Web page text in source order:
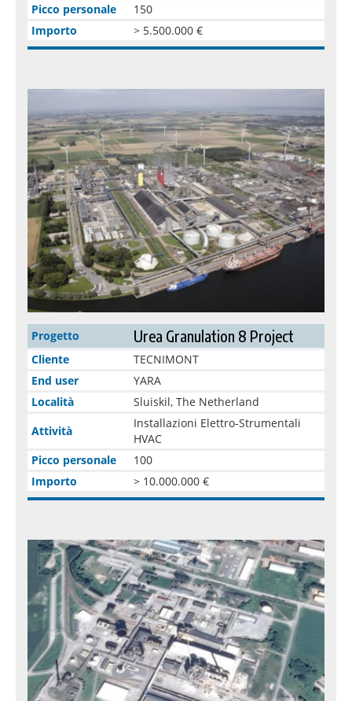
Picco personale
150
Importo
> 5.500.000 €
Progetto Urea Granulation 8 Project
Cliente
TECNIMONT
End user
YARA
Località
Sluiskil, The Netherland
Attività
Installazioni Elettro-Strumentali
HVAC
Picco personale
100
Importo
> 10.000.000 €